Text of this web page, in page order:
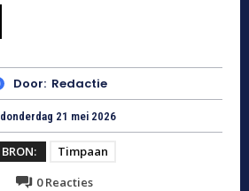
Door: Redactie
donderdag 21 mei 2026
BRON:
Timpaan
0Reacties